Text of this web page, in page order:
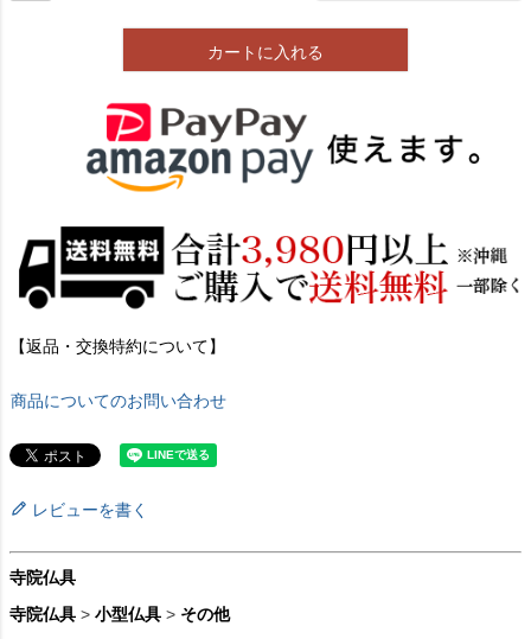
カートに入れる
【返品・交換特約について】
商品についてのお問い合わせ
レビューを書く
寺院仏具
寺院仏具 > 小型仏具 > その他